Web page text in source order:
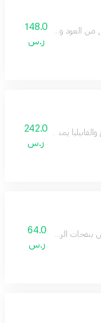
العود والبخور لحضور مميز
148.0
ر.س
والفانيليا يمنح إحساساً منعشاً
242.0
ر.س
الريحان العذبة.
64.0
ر.س